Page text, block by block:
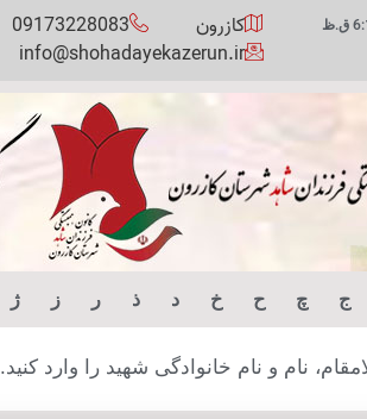
کازرون
09173228083
info@shohadayekazerun.ir
ج چ ح خ د ذ ر ز ژ
نام و نام خانوادگی شهید را وارد کنید.